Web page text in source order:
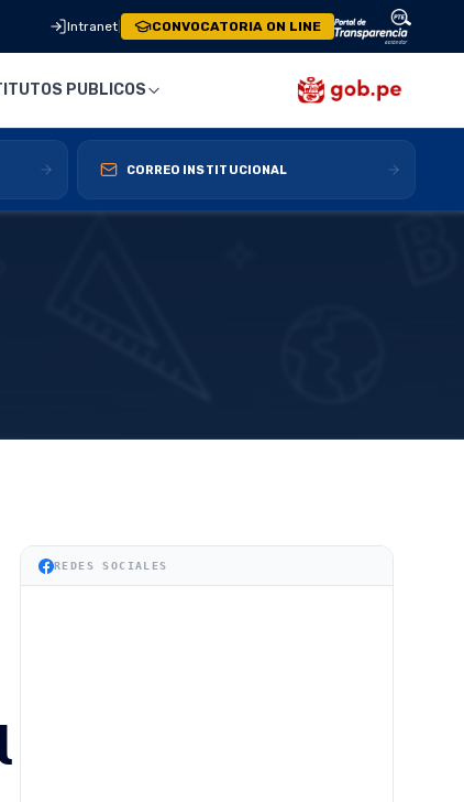
Intranet CONVOCATORIA ON LINE
PUBLICOS
CORREO INSTITUCIONAL
REDES SOCIALES